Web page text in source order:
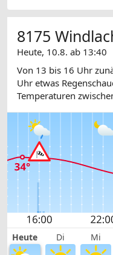
8175
Heute, 10.8. ab 13:40
Von 13 bis 16 Uhr
Uhr etwas
Temperaturen
Heute Di Mi